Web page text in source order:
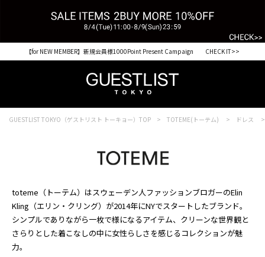
【for NEW MEMBER】新規会員様1000Point Present Campaign CHECK IT>>
GUESTLIST TOKYO（ゲストリスト トーキョー）TOP TOTEME(トーテム) ドレス
toteme（トーテム）はスウェーデン人ファッションブロガーのElin
Kling（エリン・クリング）が2014年にNYでスタートしたブランド。
シンプルでありながら一枚で様になるアイテム、クリーンな世界観と
さらりとした着こなしの中に女性らしさを感じるコレクションが魅
力。